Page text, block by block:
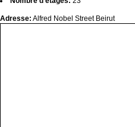
Adresse: Alfred Nobel Street Beirut